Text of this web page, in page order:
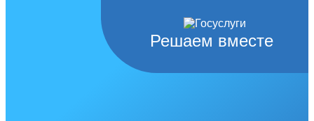
Решаем вместе